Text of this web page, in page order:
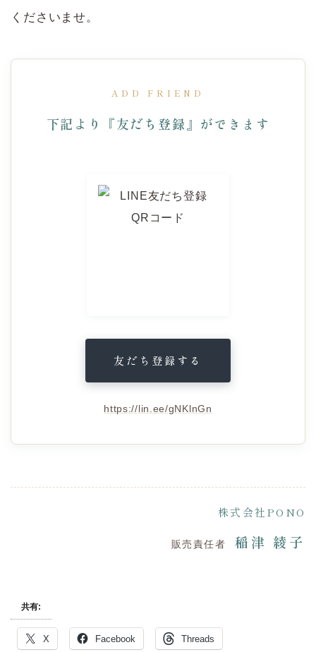
くださいませ。
ADD FRIEND
下記より『友だち登録』ができます
友だち登録する
https://lin.ee/gNKlnGn
株式会社PONO
販売責任者 稲津 綾子
共有:
X Facebook Threads